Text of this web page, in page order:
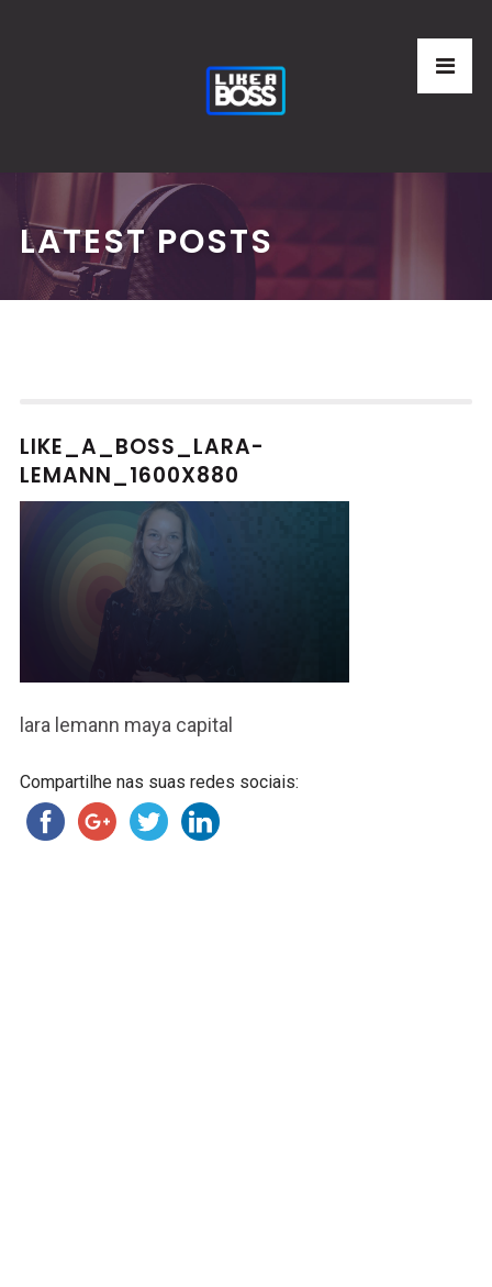
LATEST POSTS
LIKE_A_BOSS_LARA-
LEMANN_1600X880
lara lemann maya capital
Compartilhe nas suas redes sociais: